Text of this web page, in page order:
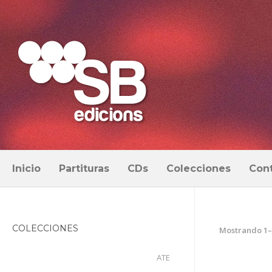
Inicio Partituras CDs Colecciones
Mostrando
COLECCIONES
ATE